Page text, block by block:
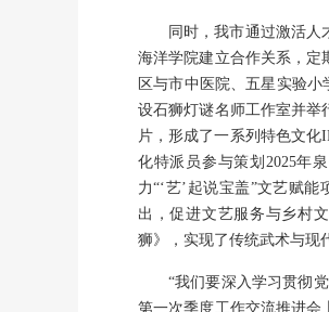
同时，我市通过激活人
海洋学院建立合作关系，定
区与市中医院、五星实验
设石狮灯谜名师工作室并举
片，形成了一系列特色文化
化特派员参与策划2025年
力“‘艺’起说宝盖”文艺赋
出，促进文艺服务与乡村
狮》，实现了传统武术与现
“我们要深入学习贯彻
第一次季度工作交流推进会